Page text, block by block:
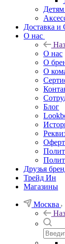
Доставка и
О нас
О нас
О
О
Блог
Друзья
Трейд Ин
Магазины
Москва